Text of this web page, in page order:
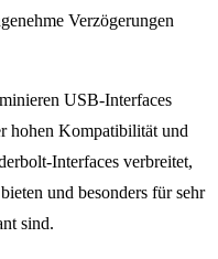
Verzögerungen
USB-Interfaces
hohen Kompatibilität und
Interfaces verbreitet,
und besonders für sehr
sind.